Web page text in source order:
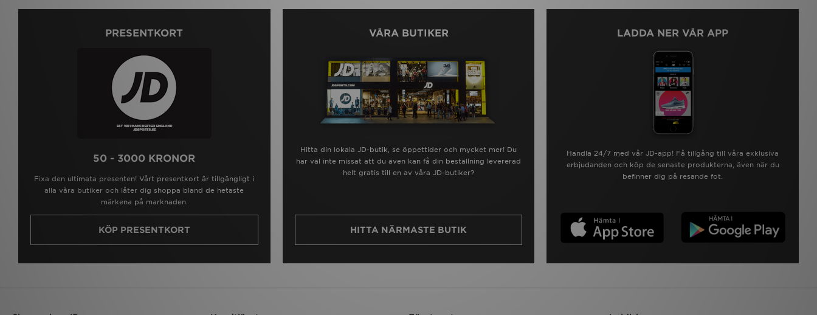
PRESENTKORT
50 - 3000 KRONOR
Fixa den ultimata presenten! Vårt presentkort är tillgängligt i
alla våra butiker och låter dig shoppa bland de hetaste
märkena på marknaden.
KÖP PRESENTKORT
VÅRA BUTIKER
Hitta din lokala JD-butik, se öppettider och mycket mer! Du
har väl inte missat att du även kan få din beställning levererad
helt gratis till en av våra JD-butiker?
HITTA NÄRMASTE BUTIK
LADDA NER VÅR APP
Handla 24/7 med vår JD-app! Få tillgång till våra exklusiva
erbjudanden och köp de senaste produkterna, även när du
befinner dig på resande fot.